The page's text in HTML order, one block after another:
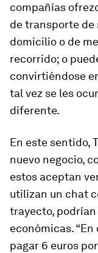
compañías
de transporte de
domicilio o de
recorrido; o
convirtiéndose
tal vez se les
diferente.
En este sentido,
nuevo negocio,
estos aceptan
utilizan un chat
trayecto,
económicas.
pagar 6 euros